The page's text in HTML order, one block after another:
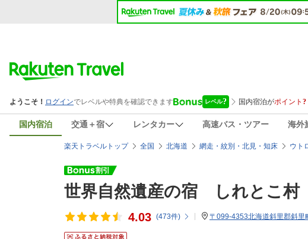
国内宿泊 交通＋宿 レンタカー 高速バス・ツアー 海外
楽天トラベルトップ 全国 北海道 網走・紋別・北見・知床 ウト
世界自然遺産の宿 しれとこ村
4.03 (473件) 〒099-4353北海道斜里郡斜里